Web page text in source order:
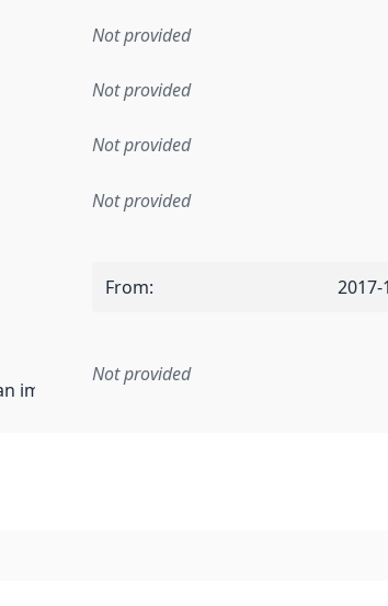
Not provided
Not provided
Not provided
Not provided
From: 2017-
implementation rule or other specification
Not provided